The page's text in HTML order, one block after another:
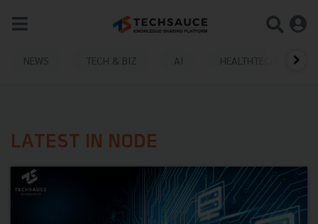
NEWS TECH & BIZ AI HEALTHTECH
LATEST IN NODE